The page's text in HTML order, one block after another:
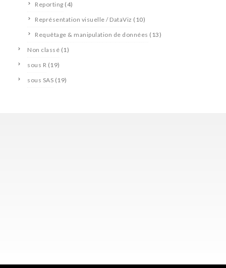
Reporting (4)
Représentation visuelle / DataViz (10)
Requêtage & manipulation de données (13)
Non classé (1)
sous R (19)
sous SAS (19)